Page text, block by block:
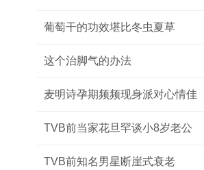
葡萄干的功效堪比冬虫夏草
这个治脚气的办法
麦明诗孕期频频现身派对心情佳
TVB前当家花旦罕谈小8岁老公
TVB前知名男星断崖式衰老